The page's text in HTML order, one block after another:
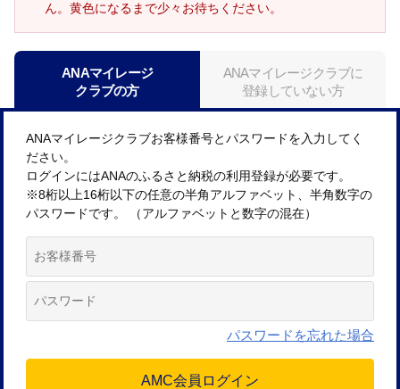
ん。黄色になるまで少々お待ちください。
ANAマイレージ
クラブの方
ANAマイレージクラブに
登録していない方
ANAマイレージクラブお客様番号とパスワードを入力してく
ださい。
ログインにはANAのふるさと納税の利用登録が必要です。
※8桁以上16桁以下の任意の半角アルファベット、半角数字の
パスワードです。 （アルファベットと数字の混在）
パスワードを忘れた場合